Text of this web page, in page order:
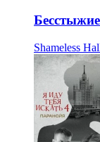
Shameless